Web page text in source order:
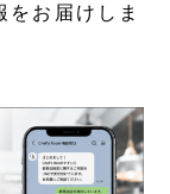
お届けしま